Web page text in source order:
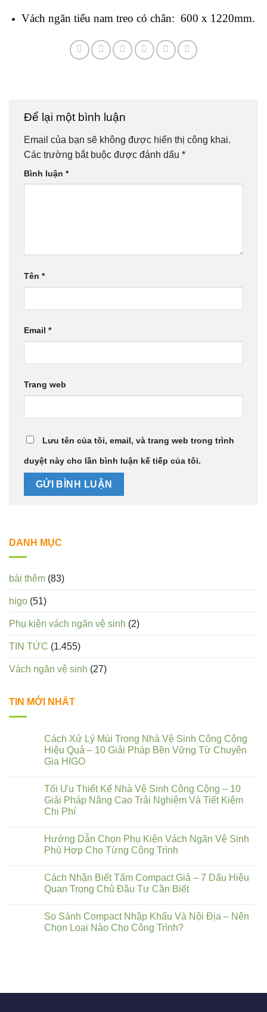
Vách ngăn tiểu nam treo có chân: 600 x 1220mm.
Để lại một bình luận
Email của bạn sẽ không được hiển thị công khai.
Các trường bắt buộc được đánh dấu *
Bình luận *
Tên *
Email *
Trang web
Lưu tên của tôi, email, và trang web trong trình
duyệt này cho lần bình luận kế tiếp của tôi.
DANH MỤC
bài thêm (83)
higo (51)
Phụ kiện vách ngăn vệ sinh (2)
TIN TỨC (1.455)
Vách ngăn vệ sinh (27)
TIN MỚI NHẤT
Cách Xử Lý Mùi Trong Nhà Vệ Sinh Công Cộng
Hiệu Quả – 10 Giải Pháp Bền Vững Từ Chuyên
Gia HIGO
Tối Ưu Thiết Kế Nhà Vệ Sinh Công Cộng – 10
Giải Pháp Nâng Cao Trải Nghiệm Và Tiết Kiệm
Chi Phí
Hướng Dẫn Chọn Phụ Kiện Vách Ngăn Vệ Sinh
Phù Hợp Cho Từng Công Trình
Cách Nhận Biết Tấm Compact Giả – 7 Dấu Hiệu
Quan Trọng Chủ Đầu Tư Cần Biết
So Sánh Compact Nhập Khẩu Và Nội Địa – Nên
Chọn Loại Nào Cho Công Trình?